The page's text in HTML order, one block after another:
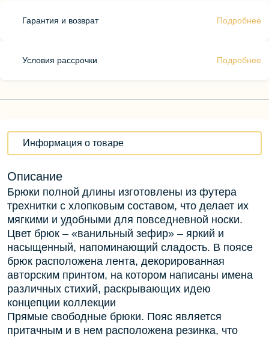
Гарантия и возврат Подробнее
Условия рассрочки Подробнее
Информация о товаре
Описание
Брюки полной длины изготовлены из футера
трехнитки с хлопковым составом, что делает их
мягкими и удобными для повседневной носки.
Цвет брюк – «ванильный зефир» – яркий и
насыщенный, напоминающий сладость. В поясе
брюк расположена лента, декорированная
авторским принтом, на котором написаны имена
различных стихий, раскрывающих идею
концепции коллекции
Прямые свободные брюки. Пояс является
притачным и в нем расположена резинка, что